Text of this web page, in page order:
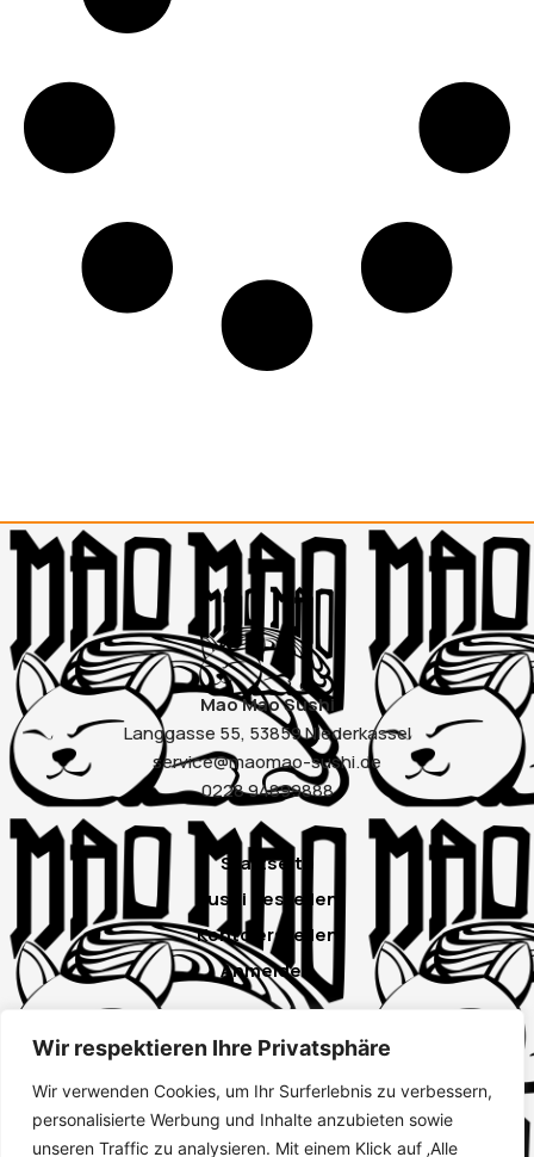
Wir respektieren Ihre Privatsphäre
Wir verwenden Cookies, um Ihr Surferlebnis zu verbessern,
personalisierte Werbung und Inhalte anzubieten sowie
unseren Traffic zu analysieren. Mit einem Klick auf ‚Alle
Startseite
Sushi bestellen
Konto erstellen
Anmelden
Mao Mao Sushi
Langgasse 55, 53859 Niederkassel
service@maomao-sushi.de
0228 94899888
Instagram
Google
Impressum